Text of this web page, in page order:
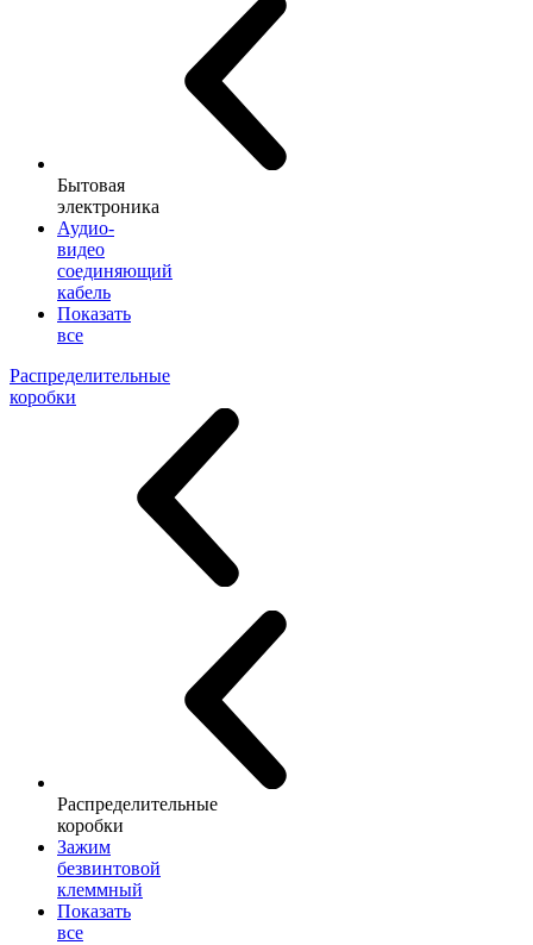
Бытовая
электроника
Аудио-
видео
соединяющий
кабель
Показать
все
Распределительные
коробки
Распределительные
коробки
Зажим
безвинтовой
клеммный
Показать
все